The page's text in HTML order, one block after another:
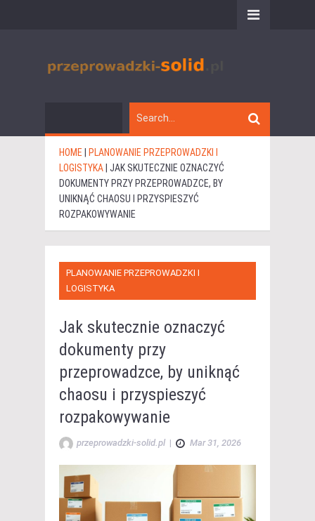
HOME
PLANOWANIE PRZEPROWADZKI I
LOGISTYKA JAK SKUTECZNIE OZNACZYĆ
DOKUMENTY PRZY PRZEPROWADZCE, BY
UNIKNĄĆ CHAOSU I PRZYSPIESZYĆ
ROZPAKOWYWANIE
PLANOWANIE PRZEPROWADZKI I
LOGISTYKA
Jak skutecznie oznaczyć
dokumenty przy
przeprowadzce, by uniknąć
chaosu i przyspieszyć
rozpakowywanie
przeprowadzki-solid.pl | Mar 31, 2026